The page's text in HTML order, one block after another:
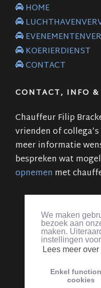
We maken
bezoek aan
maken.
instellingen
Lees meer
Enkel
cookies
HOME
KOERIERDIENST
CONTACT
CONTACT, INFO
Chauffeur Filip
vrienden of
meer informatie
bespreken wat
opnemen met
pakjesdienst,chauffeur
Zaventem luchthaven,
Amsterdam,Eindhoven,
Chauffeur evenementen|
Beervelde ,Evergem,